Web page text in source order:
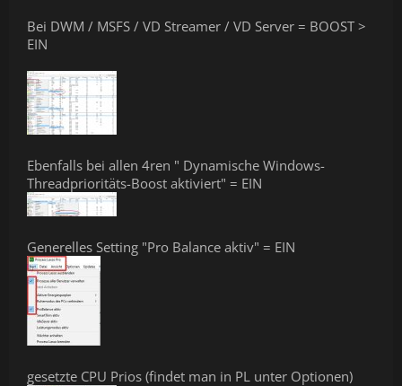
Bei DWM / MSFS / VD Streamer / VD Server = BOOST >
EIN
Ebenfalls bei allen 4ren " Dynamische Windows-
Threadprioritäts-Boost aktiviert" = EIN
Generelles Setting "Pro Balance aktiv" = EIN
gesetzte CPU Prios (findet man in PL unter Optionen)